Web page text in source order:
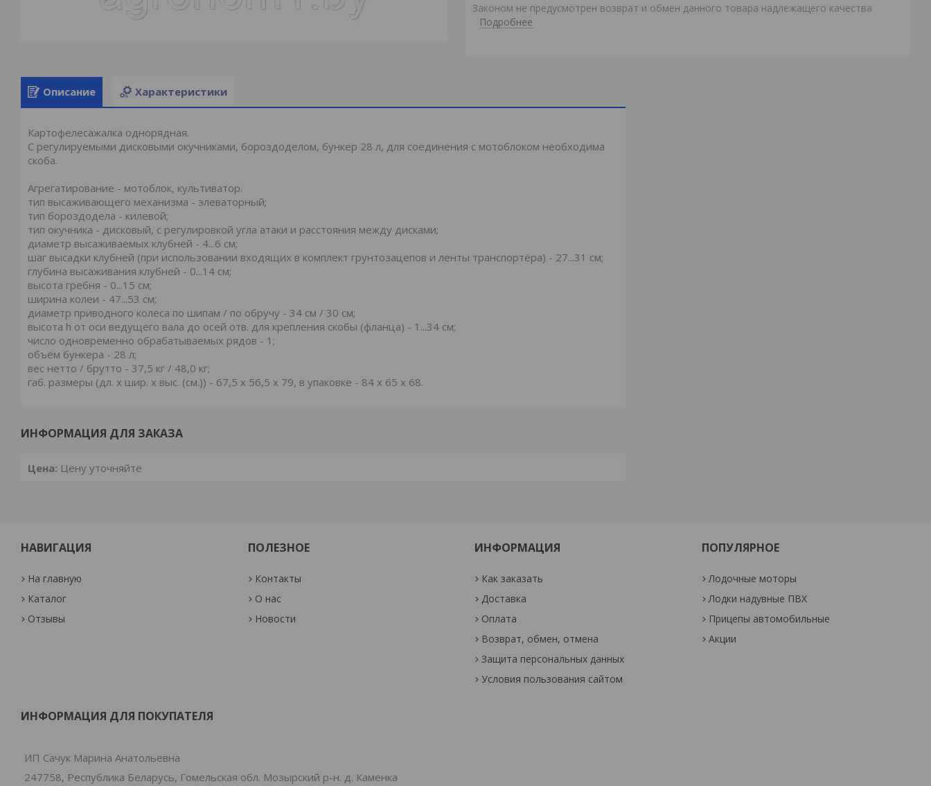
Законом не предусмотрен возврат и обмен данного товара надлежащего качества
Подробнее
Описание Характеристики
Картофелесажалка однорядная.
С регулируемыми дисковыми окучниками, бороздоделом, бункер 28 л, для соединения с мотоблоком необходима
скоба.
Агрегатирование - мотоблок, культиватор.
тип высаживающего механизма - элеваторный;
тип бороздодела - килевой;
тип окучника - дисковый, с регулировкой угла атаки и расстояния между дисками;
диаметр высаживаемых клубней - 4...6 см;
шаг высадки клубней (при использовании входящих в комплект грунтозацепов и ленты транспортёра) - 27...31 см;
глубина высаживания клубней - 0...14 см;
высота гребня - 0...15 см;
ширина колеи - 47...53 см;
диаметр приводного колеса по шипам / по обручу - 34 см / 30 см;
высота h от оси ведущего вала до осей отв. для крепления скобы (фланца) - 1...34 см;
число одновременно обрабатываемых рядов - 1;
объём бункера - 28 л;
вес нетто / брутто - 37,5 кг / 48,0 кг;
габ. размеры (дл. х шир. х выс. (см.)) - 67,5 х 56,5 х 79, в упаковке - 84 х 65 х 68.
ИНФОРМАЦИЯ ДЛЯ ЗАКАЗА
Цена: Цену уточняйте
НАВИГАЦИЯ
На главную
Каталог
Отзывы
ПОЛЕЗНОЕ
Контакты
О нас
Новости
ИНФОРМАЦИЯ
Как заказать
Доставка
Оплата
Возврат, обмен, отмена
Защита персональных данных
Условия пользования сайтом
ПОПУЛЯРНОЕ
Лодочные моторы
Лодки надувные ПВХ
Прицепы автомобильные
Акции
ИНФОРМАЦИЯ ДЛЯ ПОКУПАТЕЛЯ
ИП Сачук Марина Анатольевна
247758, Республика Беларусь, Гомельская обл. Мозырский р-н. д. Каменка